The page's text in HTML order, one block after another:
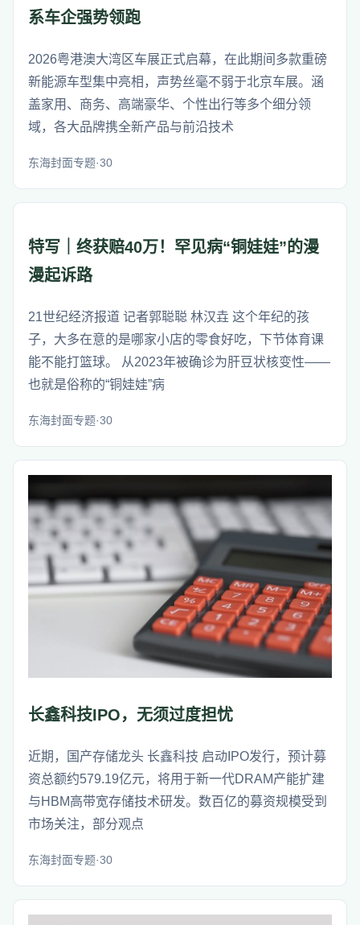
系车企强势领跑
2026粤港澳大湾区车展正式启幕，在此期间多款重磅
新能源车型集中亮相，声势丝毫不弱于北京车展。涵
盖家用、商务、高端豪华、个性出行等多个细分领
域，各大品牌携全新产品与前沿技术
东海封面专题·30
特写｜终获赔40万！罕见病“铜娃娃”的漫
漫起诉路
21世纪经济报道 记者郭聪聪 林汉垚 这个年纪的孩
子，大多在意的是哪家小店的零食好吃，下节体育课
能不能打篮球。 从2023年被确诊为肝豆状核变性——
也就是俗称的“铜娃娃”病
东海封面专题·30
长鑫科技IPO，无须过度担忧
近期，国产存储龙头 长鑫科技 启动IPO发行，预计募
资总额约579.19亿元，将用于新一代DRAM产能扩建
与HBM高带宽存储技术研发。数百亿的募资规模受到
市场关注，部分观点
东海封面专题·30